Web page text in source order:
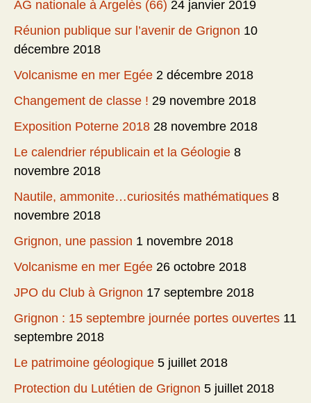
AG nationale à Argelès (66) 24 janvier 2019
Réunion publique sur l’avenir de Grignon 10
décembre 2018
Volcanisme en mer Egée 2 décembre 2018
Changement de classe ! 29 novembre 2018
Exposition Poterne 2018 28 novembre 2018
Le calendrier républicain et la Géologie 8
novembre 2018
Nautile, ammonite…curiosités mathématiques 8
novembre 2018
Grignon, une passion 1 novembre 2018
Volcanisme en mer Egée 26 octobre 2018
JPO du Club à Grignon 17 septembre 2018
Grignon : 15 septembre journée portes ouvertes 11
septembre 2018
Le patrimoine géologique 5 juillet 2018
Protection du Lutétien de Grignon 5 juillet 2018